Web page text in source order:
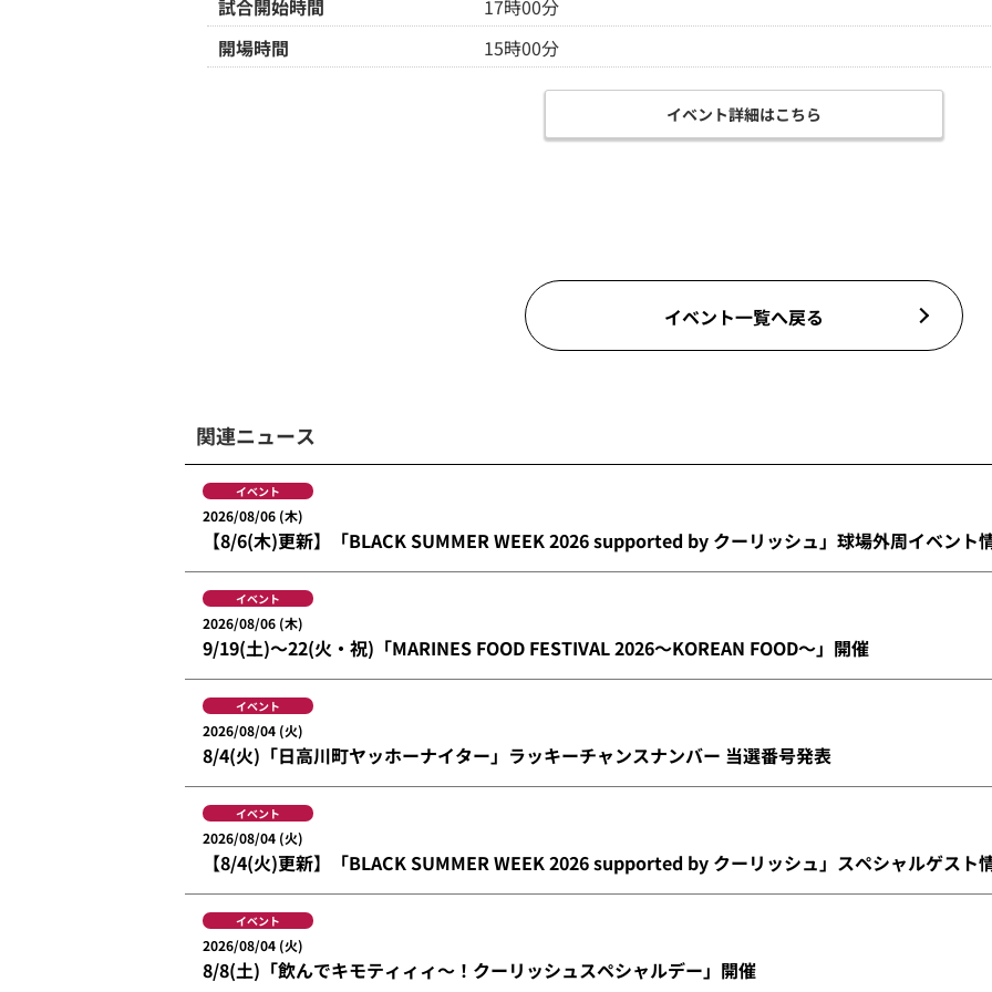
試合開始時間
17時00分
開場時間
15時00分
イベント詳細はこちら
イベント一覧へ戻る
関連ニュース
イベント
2026/08/06 (木)
【8/6(木)更新】「BLACK SUMMER WEEK 2026 supported by クーリッシュ」球場外周イベント
イベント
2026/08/06 (木)
9/19(土)～22(火・祝)「MARINES FOOD FESTIVAL 2026～KOREAN FOOD～」開催
イベント
2026/08/04 (火)
8/4(火)「日高川町ヤッホーナイター」ラッキーチャンスナンバー 当選番号発表
イベント
2026/08/04 (火)
【8/4(火)更新】「BLACK SUMMER WEEK 2026 supported by クーリッシュ」スペシャルゲスト
イベント
2026/08/04 (火)
8/8(土)「飲んでキモティィィ～！クーリッシュスペシャルデー」開催